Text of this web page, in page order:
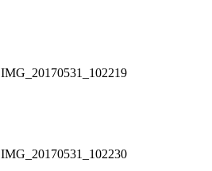
IMG_20170531_102219
IMG_20170531_102230